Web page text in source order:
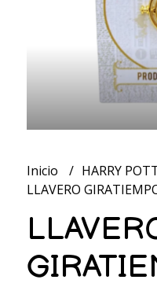
Inicio
HARRY
LLAVERO